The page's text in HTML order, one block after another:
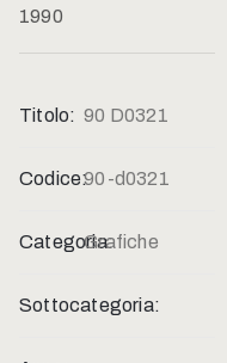
1990
Titolo: 90 D0321
Codice:90-d0321
Categoria:Grafiche
Sottocategoria: